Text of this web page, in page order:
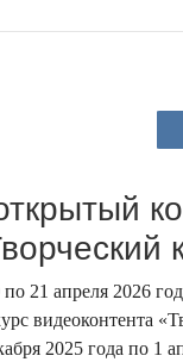
21 апреля 2026
видеоконтента
2025 года по 1